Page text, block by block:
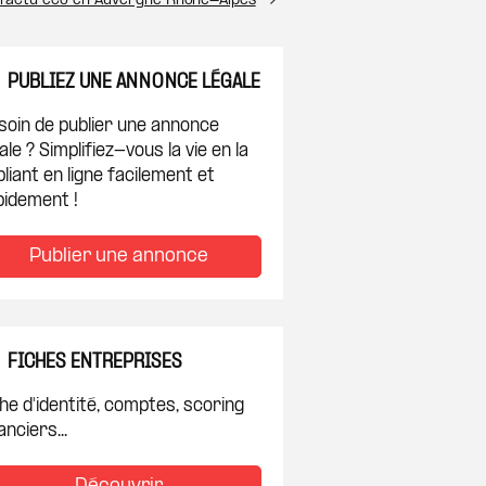
PUBLIEZ UNE ANNONCE LÉGALE
de publier une annonce
? Simplifiez-vous la vie en la
en ligne facilement et
!
Publier une annonce
FICHES ENTREPRISES
d'identité, comptes, scoring